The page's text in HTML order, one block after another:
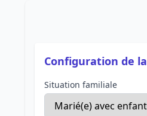
Configuration de
Situation familiale